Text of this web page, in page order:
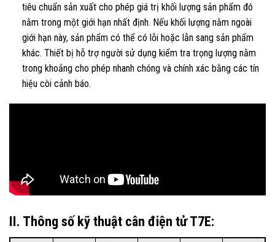
tiêu chuẩn sản xuất cho phép giá trị khối lượng sản phẩm đó
nằm trong một giới hạn nhất định. Nếu khối lượng nằm ngoài
giới hạn này, sản phẩm có thể có lỗi hoặc lẫn sang sản phẩm
khác. Thiết bị hỗ trợ người sử dụng kiểm tra trọng lượng nằm
trong khoảng cho phép nhanh chóng và chính xác bằng các tín
hiệu còi cảnh báo.
II. Thông số kỹ thuật cân điện tử T7E: